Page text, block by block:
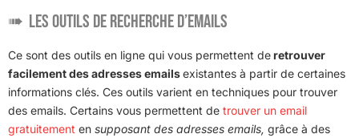
Les outils de recherche d’emails
Ce sont des outils en ligne qui vous permettent deretrouver
facilement des adresses emailsexistantes à partir de certaines
informations clés. Ces outils varient en techniques pour trouver
des emails. Certains vous permettent de trouver un email
gratuitement en supposant des adresses emails, grâce à des